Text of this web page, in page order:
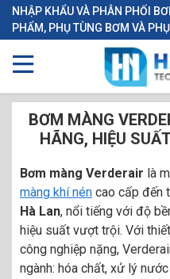
NHẬP KHẨU VÀ PHÂN PHỐI
PHẨM, PHỤ TÙNG BƠM VÀ
BƠM MÀNG
HÃNG, HIỆU
Bơm màng Verderair là
màng khí nén cao cấp đến
Hà Lan, nổi tiếng với độ
hiệu suất vượt trội. Với
công nghiệp nặng,
ngành: hóa chất, xử lý